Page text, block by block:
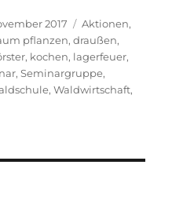
2017 Kategorien
Aktionen,
pflanzen,draußen,
, kochen, lagerfeuer,
,Seminargruppe,
,Waldwirtschaft,